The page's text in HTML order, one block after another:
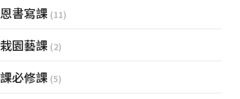
書寫課 (11)
園藝課 (2)
必修課 (5)